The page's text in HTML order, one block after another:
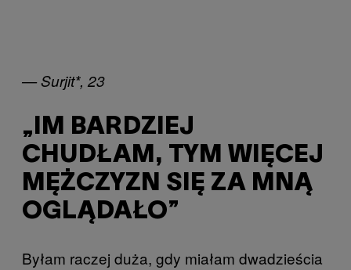
— Surjit*, 23
„IM BARDZIEJ
CHUDŁAM, TYM WIĘCEJ
MĘŻCZYZN SIĘ ZA MNĄ
OGLĄDAŁO”
Byłam raczej duża, gdy miałam dwadzieścia